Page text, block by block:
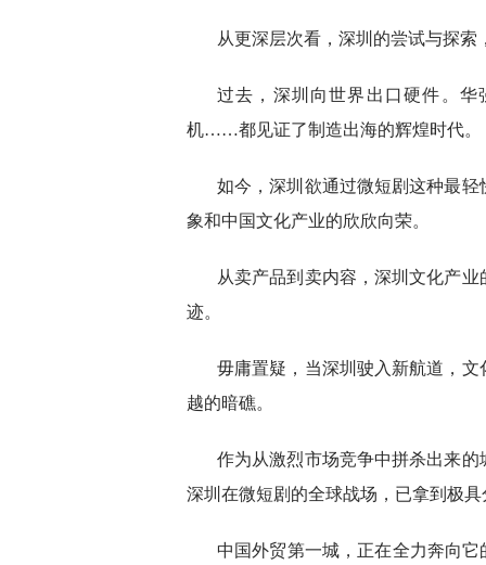
从更深层次看，深圳的尝试与探索
过去，深圳向世界出口硬件。华
机……都见证了制造出海的辉煌时代。
如今，深圳欲通过微短剧这种最
象和中国文化产业的欣欣向荣。
从卖产品到卖内容，深圳文化产
迹。
毋庸置疑，当深圳驶入新航道，
越的暗礁。
作为从激烈市场竞争中拼杀出来的
深圳在微短剧的全球战场，已拿到极具
中国外贸第一城，正在全力奔向